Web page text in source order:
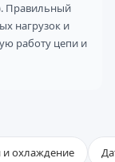
Правильный
нагрузок и
работу цепи и
и охлаждение